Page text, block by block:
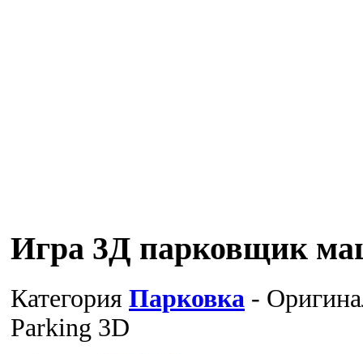
Игра 3Д парковщик
Категория Парковка -
Parking 3D